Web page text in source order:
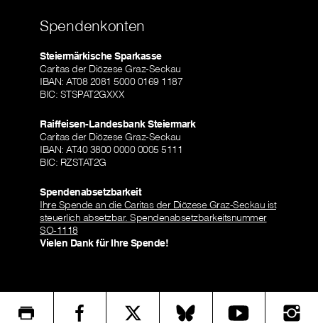
Spendenkonten
Steiermärkische Sparkasse
Caritas der Diözese Graz-Seckau
IBAN: AT08 2081 5000 0169 1187
BIC: STSPAT2GXXX
Raiffeisen-Landesbank Steiermark
Caritas der Diözese Graz-Seckau
IBAN: AT40 3800 0000 0005 5111
BIC: RZSTAT2G
Spendenabsetzbarkeit
Ihre Spende an die Caritas der Diözese Graz-Seckau ist
steuerlich absetzbar. Spendenabsetzbarkeitsnummer
SO-1118
Vielen Dank für Ihre Spende!